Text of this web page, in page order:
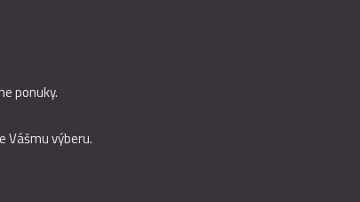
ponuky.
Vášmu výberu.